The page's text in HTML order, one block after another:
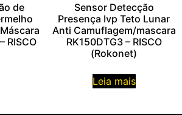
de
RISCO
Sensor Detecção
Presença Ivp Teto Lunar
Anti Camuflagem/mascara
RK150DTG3 – RISCO
(Rokonet)
Leia mais